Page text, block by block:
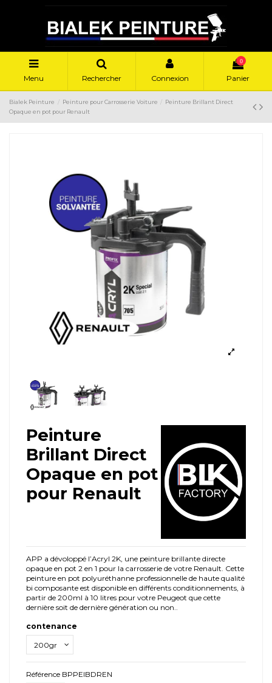
Menu Rechercher Connexion
0
Panier
Bialek Peinture Peinture pour Carrosserie Voiture
Peinture Brillant Direct
Opaque en pot pour Renault
Peinture
Brillant Direct
Opaque en pot
pour Renault
APP a dévoloppé l’Acryl 2K, une peinture brillante directe
opaque en pot 2 en 1 pour la carrosserie de votre Renault. Cette
peinture en pot polyuréthanne professionnelle de haute qualité
bi composante est disponible en différents conditionnements, à
partir de 200ml à 10 litres pour votre Peugeot que cette
dernière soit de dernière génération ou non..
contenance
Référence BPPEIBDREN